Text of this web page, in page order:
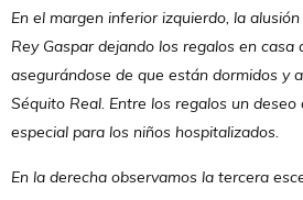
En el margen inferior izquierdo, la
Rey Gaspar dejando los regalos en casa
asegurándose de que están dormidos y
Séquito Real. Entre los regalos un
especial para los niños hospitalizados.
En la derecha observamos la tercera